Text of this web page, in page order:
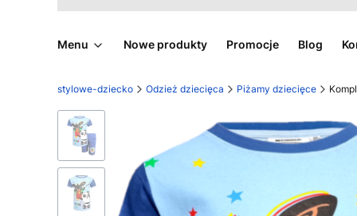
Menu Nowe produkty Promocje Blog
stylowe-dziecko Odzież dziecięca Piżamy dziecięce